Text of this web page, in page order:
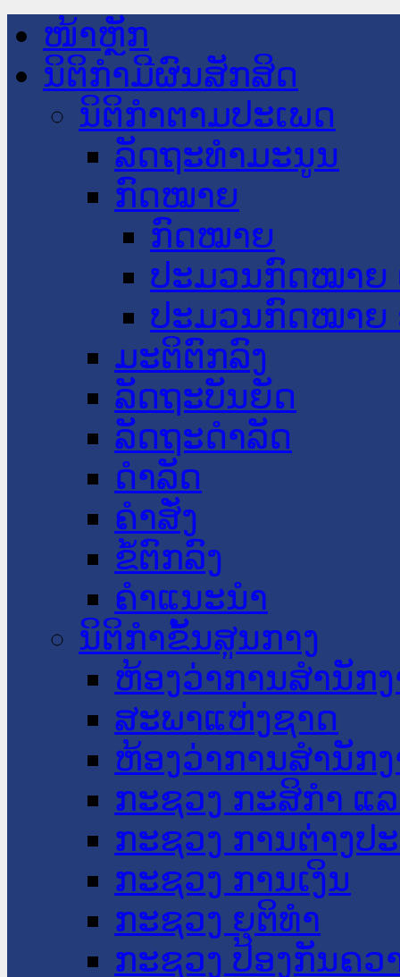
ໜ້າຫຼັກ
ນິຕິກໍາມີຜົນສັກສິດ
ນິຕິກໍາຕາມປະເພດ
ລັດຖະທໍາມະນູນ
ກົດໝາຍ
ກົດໝາຍ
ປະມວນກົດໝາຍ
ປະມວນກົດໝາຍ
ມະຕິຕົກລົງ
ລັດຖະບັນຍັດ
ລັດຖະດໍາລັດ
ດໍາລັດ
ຄໍາສັ່ງ
ຂໍ້ຕົກລົງ
ຄໍາແນະນໍາ
ນິຕິກໍາຂັ້ນສູນກາງ
ຫ້ອງວ່າການສໍານັກ
ສະພາແຫ່ງຊາດ
ຫ້ອງວ່າການສຳນັກ
ກະຊວງ ກະສິກຳ ແ
ກະຊວງ ການຕ່າງປ
ກະຊວງ ການເງິນ
ກະຊວງ ຍຸຕິທໍາ
ກະຊວງ ປ້ອງກັນຄວ